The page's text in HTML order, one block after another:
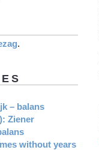
.
– balans
Ziener
without years